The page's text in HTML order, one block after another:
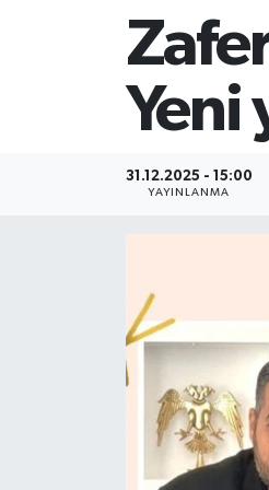
Yeni
31.12.2025 - 15:00
YAYINLANMA